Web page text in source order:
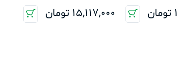
تومان 15,117,000 تومان